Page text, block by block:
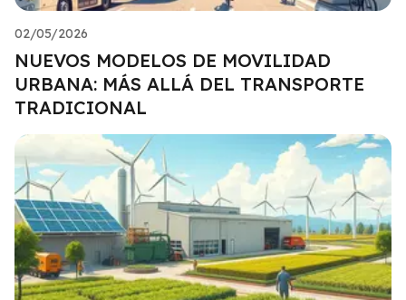
02/05/2026
NUEVOS MODELOS DE MOVILIDAD
URBANA: MÁS ALLÁ DEL TRANSPORTE
TRADICIONAL